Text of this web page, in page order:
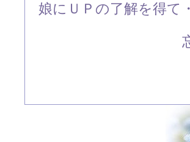
娘にＵＰの了解を得て